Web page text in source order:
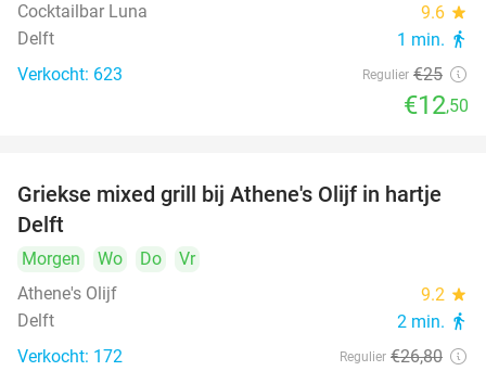
Cocktailbar Luna
9.6 star
Delft 1 min. directions_walk
Verkocht: 623 Regulier €25
€12,50
26%
Griekse mixed grill bij Athene's Olijf in hartje
Delft
Morgen Wo Do
Vr
Athene's Olijf
9.2 star
Delft 2 min. directions_walk
Verkocht: 172 Regulier €26,80